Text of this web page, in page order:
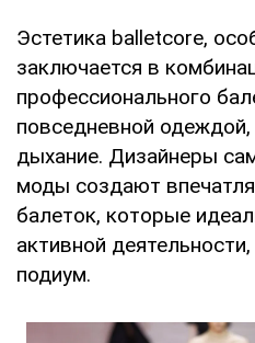
Эстетика balletcore,
заключается в
профессионального
повседневной
дыхание. Дизайнеры
моды создают
балеток, которые
активной
подиум.